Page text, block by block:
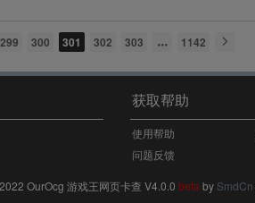
299 300 301 302 303 1142
获取帮助
使用帮助
问题反馈
OurOcg 游戏王网页卡查 V4.0.0 beta by SmdCn